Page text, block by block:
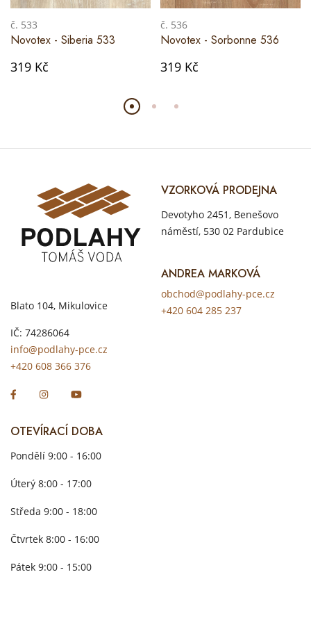
č. 533
Novotex - Siberia 533
319 Kč
č. 536
Novotex - Sorbonne 536
319 Kč
Blato 104, Mikulovice
IČ: 74286064
info@podlahy-pce.cz
+420 608 366 376
VZORKOVÁ PRODEJNA
Devotyho 2451, Benešovo
náměstí, 530 02 Pardubice
ANDREA MARKOVÁ
obchod@podlahy-pce.cz
+420 604 285 237
OTEVÍRACÍ DOBA
Pondělí 9:00 - 16:00
Úterý 8:00 - 17:00
Středa 9:00 - 18:00
Čtvrtek 8:00 - 16:00
Pátek 9:00 - 15:00